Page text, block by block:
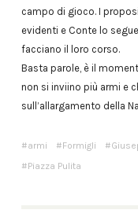
campo di gioco. I
evidenti e Conte lo
facciano il loro corso.
Basta parole, è il
non si inviino più armi e
sull’allargamento della
armi Formigli
Piazza Pulita